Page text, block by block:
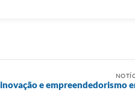
e empreendedorismo